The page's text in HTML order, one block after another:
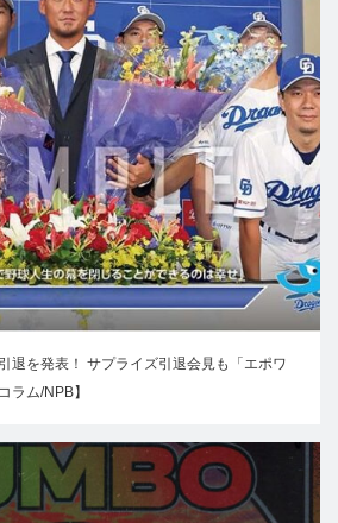
退を発表！ サプライズ引退会見も「エポワ
ラム/NPB】